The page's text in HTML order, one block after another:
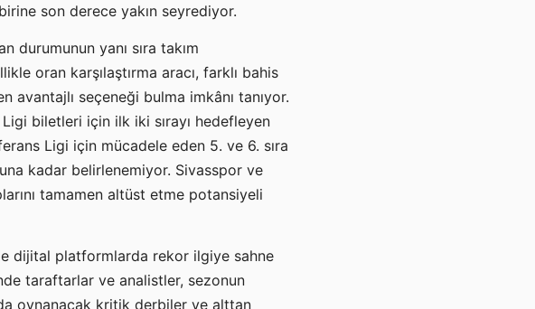
son derece yakın seyrediyor.
durumunun yanı sıra takım
oran karşılaştırma aracı, farklı bahis
avantajlı seçeneği bulma imkânı tanıyor.
biletleri için ilk iki sırayı hedefleyen
Ligi için mücadele eden 5. ve 6. sıra
kadar belirlenemiyor. Sivasspor ve
tamamen altüst etme potansiyeli
dijital platformlarda rekor ilgiye sahne
taraftarlar ve analistler, sezonun
oynanacak kritik derbiler ve alttan